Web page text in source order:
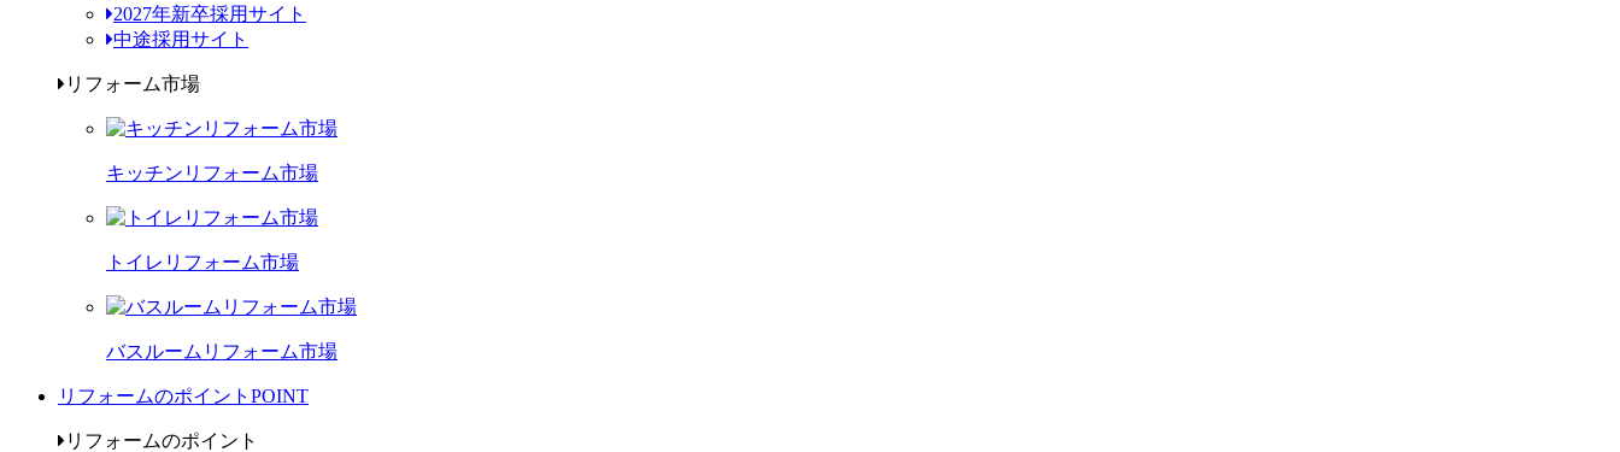
2027年新卒採用サイト
中途採用サイト
リフォーム市場
キッチンリフォーム市場
トイレリフォーム市場
バスルームリフォーム市場
リフォームのポイント POINT
リフォームのポイント